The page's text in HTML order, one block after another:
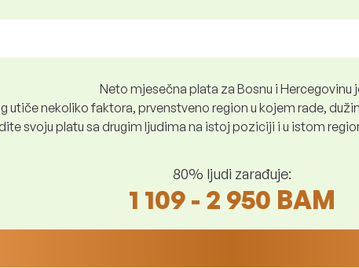
Neto mjesečna plata za Bosnu i Hercegovinu
utiče nekoliko faktora, prvenstveno region u kojem rade,
svoju platu sa drugim ljudima na istoj poziciji i u istom
80% ljudi zarađuje:
1 109 - 2 950 BAM